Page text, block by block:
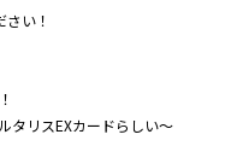
い！
リスEXカードらしい～